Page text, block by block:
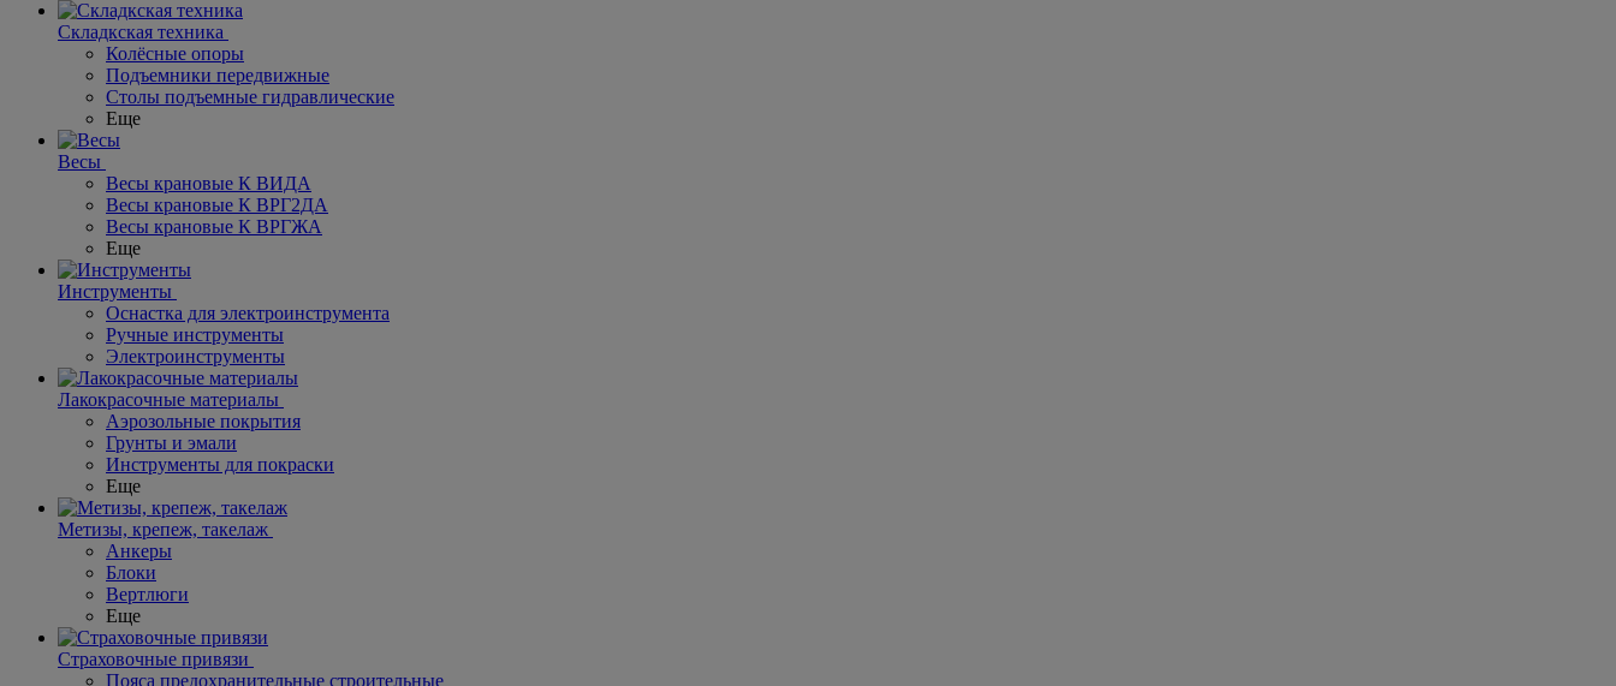
Складкская техника
Колёсные опоры
Подъемники передвижные
Столы подъемные гидравлические
Еще
Весы
Весы крановые К ВИДА
Весы крановые К ВРГ2ДА
Весы крановые К ВРГЖА
Еще
Инструменты
Оснастка для электроинструмента
Ручные инструменты
Электроинструменты
Лакокрасочные материалы
Аэрозольные покрытия
Грунты и эмали
Инструменты для покраски
Еще
Метизы, крепеж, такелаж
Анкеры
Блоки
Вертлюги
Еще
Страховочные привязи
Пояса предохранительные строительные